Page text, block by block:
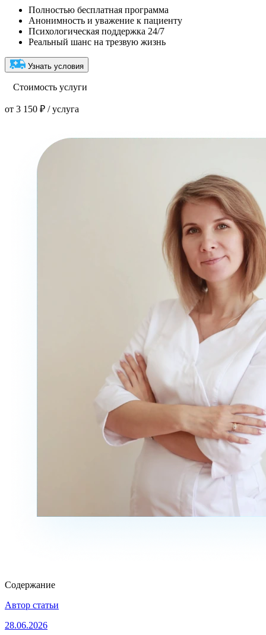
Полностью бесплатная программа
Анонимность и уважение к пациенту
Психологическая поддержка 24/7
Реальный шанс на трезвую жизнь
Узнать условия
Стоимость услуги
от 3 150 ₽ / услуга
Содержание
Автор статьи
28.06.2026